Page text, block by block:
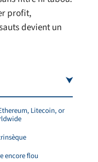
profit,
devient un
Litecoin, or
encore flou